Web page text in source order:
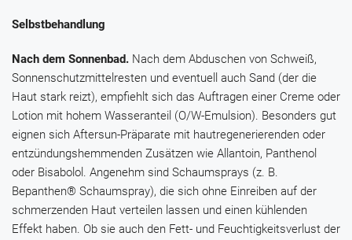
Selbstbehandlung
Nach dem Sonnenbad. Nach dem Abduschen von Schweiß,
Sonnenschutzmittelresten und eventuell auch Sand (der die
Haut stark reizt), empfiehlt sich das Auftragen einer Creme oder
Lotion mit hohem Wasseranteil (O/W-Emulsion). Besonders gut
eignen sich Aftersun-Präparate mit hautregenerierenden oder
entzündungshemmenden Zusätzen wie Allantoin, Panthenol
oder Bisabolol . Angenehm sind Schaumsprays (z. B.
Bepanthen® Schaumspray), die sich ohne Einreiben auf der
schmerzenden Haut verteilen lassen und einen kühlenden
Effekt haben. Ob sie auch den Fett- und Feuchtigkeitsverlust der